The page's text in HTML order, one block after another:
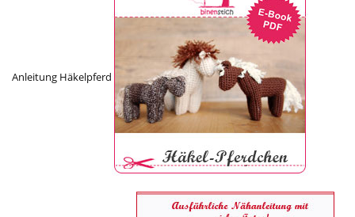
Anleitung Häkelpferd